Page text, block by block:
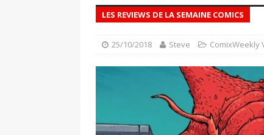
LES REVIEWS DE LA SEMAINE COMICS
25/10/2018 Steve ComixWeekly